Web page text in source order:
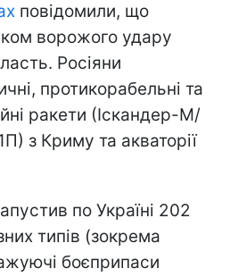
повідомили, що
ворожого удару
Росіяни
протикорабельні та
ракети (Іскандер-М/
з Криму та акваторії
по Україні 202
типів (зокрема
боєприпаси